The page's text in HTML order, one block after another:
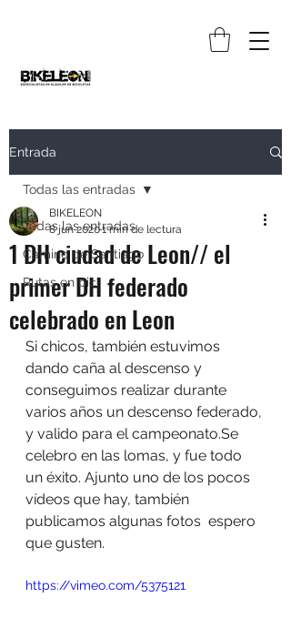
Entrada
Todas las entradas
Camino de Santiago
Rutas en bici
Todas las entradas
1 DH ciudad de Leon// el
primer DH federado
celebrado en Leon
BIKELEON
8 jun 20201 min de lectura
Si chicos, también estuvimos
dando caña al descenso y
conseguimos realizar durante
varios años un descenso federado,
y valido para el campeonato.Se
celebro en las lomas, y fue todo
un éxito. Ajunto uno de los pocos
vídeos que hay, también
publicamos algunas fotos  espero
que gusten.
https://vimeo.com/5375121